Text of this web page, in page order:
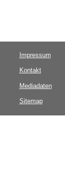
Impressum
Kontakt
Mediadaten
Sitemap